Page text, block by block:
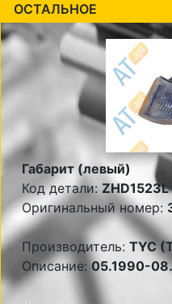
ОСТАЛЬНОЕ
Габарит (левый)
Код детали: ZHD1523L
Оригинальный номер:
Производитель: TYC
Описание: 05.1990-